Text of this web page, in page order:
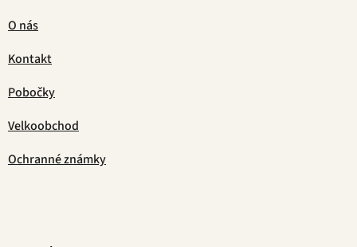
O nás
Kontakt
Pobočky
Velkoobchod
Ochranné známky